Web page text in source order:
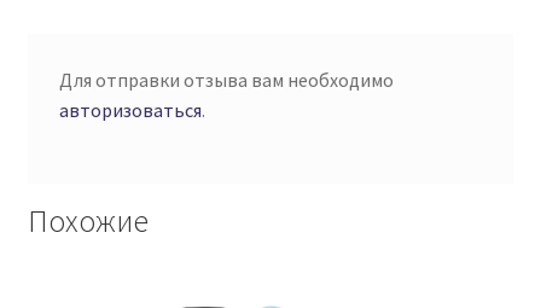
Для отправки отзыва вам необходимо
авторизоваться.
Похожие